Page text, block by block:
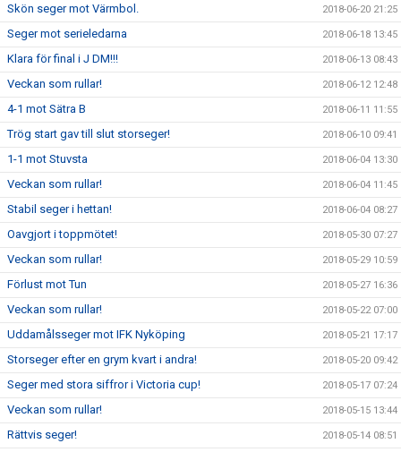
Skön seger mot Värmbol. 2018-06-20 21:25
Seger mot serieledarna 2018-06-18 13:45
Klara för final i J DM!!! 2018-06-13 08:43
Veckan som rullar! 2018-06-12 12:48
4-1 mot Sätra B 2018-06-11 11:55
Trög start gav till slut storseger! 2018-06-10 09:41
1-1 mot Stuvsta 2018-06-04 13:30
Veckan som rullar! 2018-06-04 11:45
Stabil seger i hettan! 2018-06-04 08:27
Oavgjort i toppmötet! 2018-05-30 07:27
Veckan som rullar! 2018-05-29 10:59
Förlust mot Tun 2018-05-27 16:36
Veckan som rullar! 2018-05-22 07:00
Uddamålsseger mot IFK Nyköping 2018-05-21 17:17
Storseger efter en grym kvart i andra! 2018-05-20 09:42
Seger med stora siffror i Victoria cup! 2018-05-17 07:24
Veckan som rullar! 2018-05-15 13:44
Rättvis seger! 2018-05-14 08:51